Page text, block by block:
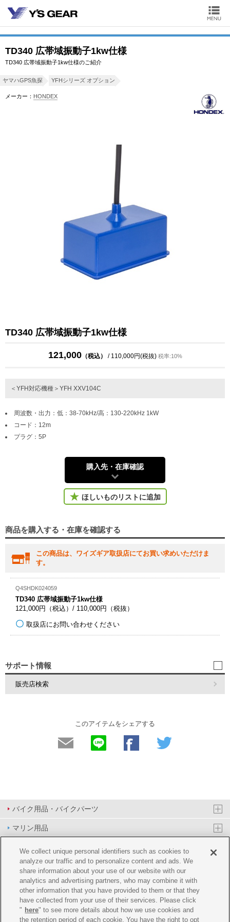
TD340 広帯域振動子1kw仕様
TD340 広帯域振動子1kw仕様のご紹介
ヤマハGPS魚探 YFHシリーズ オプション
メーカー： HONDEX
TD340 広帯域振動子1kw仕様
121,000（税込） / 110,000円(税抜) 税率:10%
＜YFH対応機種＞YFH XXV104C
周波数・出力：低：38-70kHz/高：130-220kHz 1kW
コード：12m
プラグ：5P
購入先・在庫確認
ほしいものリストに追加
商品を購入する・在庫を確認する
この商品は、ワイズギア取扱店にてお買い求めいただけま
す。
Q4SHDK024059
TD340 広帯域振動子1kw仕様
121,000円（税込）/ 110,000円（税抜）
取扱店にお問い合わせください
サポート情報
販売店検索
このアイテムをシェアする
バイク用品・バイクパーツ
マリン用品
PAS/YPJ用品
その他用品
イベント&エンターテイメント
オンラインショップ
We collect unique personal identifiers such as cookies to
analyze our traffic and to personalize content and ads. We
share information about your use of our website with our
analytics and advertising partners, who may combine it with
other information that you have provided to them or that they
have collected from your use of their services. Please click
" here" to see more details about how we use cookies and
the retention period of each cookie. You have the right to opt